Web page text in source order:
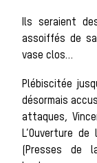
Ils seraient
assoiffés de
vase clos…
Plébiscitée
désormais
attaques,
L’Ouverture
(Presses de